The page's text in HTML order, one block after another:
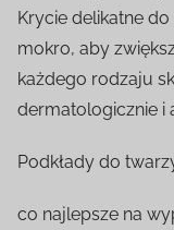
Krycie delikatne
mokro, aby
każdego rodzaju
dermatologicznie i
Podkłady do
co najlepsze na